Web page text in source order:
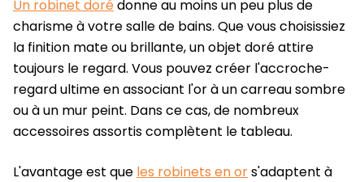
Un robinet dorédonne au moins un peu plus de
charisme à votre salle de bains. Que vous choisissiez
la finition mate ou brillante, un objet doré attire
toujours le regard. Vous pouvez créer l'accroche-
regard ultime en associant l'or à un carreau sombre
ou à un mur peint. Dans ce cas, de nombreux
accessoires assortis complètent le tableau.
L'avantage est que les robinets en ors'adaptent à